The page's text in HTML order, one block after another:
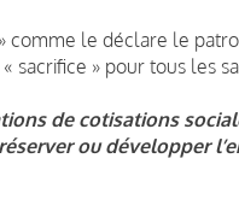
le déclare le
sacrifice » pour tous les
de cotisations
ou développer